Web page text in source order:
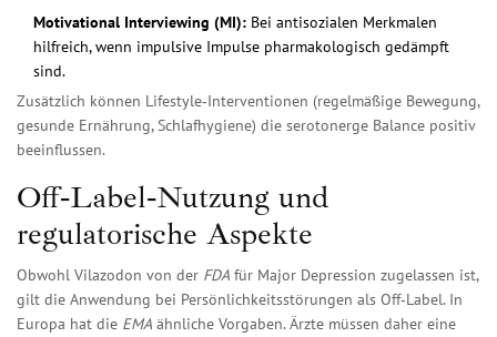
Motivational Interviewing (MI): Bei antisozialen Merkmalen
hilfreich, wenn impulsive Impulse pharmakologisch gedämpft
sind.
Zusätzlich können Lifestyle‑Interventionen (regelmäßige Bewegung,
gesunde Ernährung, Schlafhygiene) die serotonerge Balance positiv
beeinflussen.
Off‑Label‑Nutzung und
regulatorische Aspekte
Obwohl Vilazodon von der FDA für Major Depression zugelassen ist,
gilt die Anwendung bei Persönlichkeitsstörungen als Off‑Label. In
Europa hat die EMA ähnliche Vorgaben. Ärzte müssen daher eine